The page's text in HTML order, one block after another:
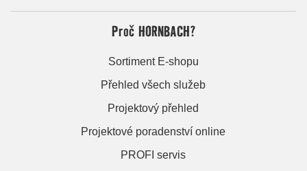
Proč HORNBACH?
Sortiment E-shopu
Přehled všech služeb
Projektový přehled
Projektové poradenství online
PROFI servis